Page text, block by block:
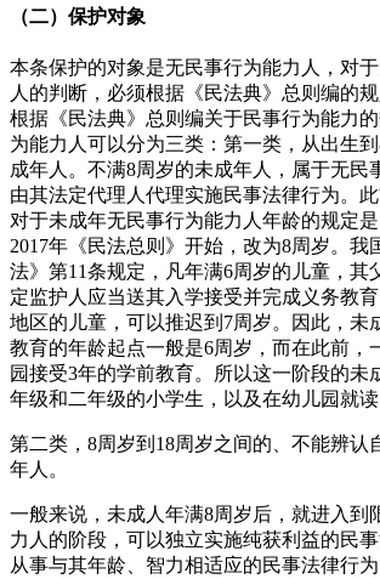
（二）保护对象
本条保护的对象是无民事行为能力人，对
人的判断，必须根据《民法典》总则编的
根据《民法典》总则编关于民事行为能力
为能力人可以分为三类：第一类，从出生
成年人。不满8周岁的未成年人，属于无民
由其法定代理人代理实施民事法律行为。此
对于未成年无民事行为能力人年龄的规定
2017年《民法总则》开始，改为8周岁。我
法》第11条规定，凡年满6周岁的儿童，其
定监护人应当送其入学接受并完成义务教
地区的儿童，可以推迟到7周岁。因此，未
教育的年龄起点一般是6周岁，而在此前，
园接受3年的学前教育。所以这一阶段的未
年级和二年级的小学生，以及在幼儿园就读
第二类，8周岁到18周岁之间的、不能辨认
年人。
一般来说，未成人年满8周岁后，就进入到
力人的阶段，可以独立实施纯获利益的民
从事与其年龄、智力相适应的民事法律行